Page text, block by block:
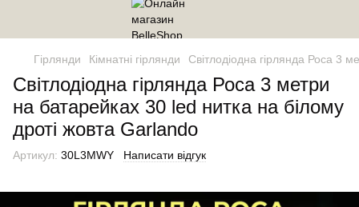
Гірлянди Кімнатні гірлянди Світлодіодна гірлянда Роса 3
Світлодіодна гірлянда Роса 3 метри
на батарейках 30 led нитка на білому
дроті жовта Garlando
Артикул: 30L3MWY Написати відгук